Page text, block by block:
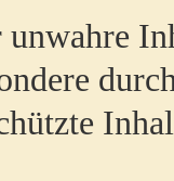
unwahre